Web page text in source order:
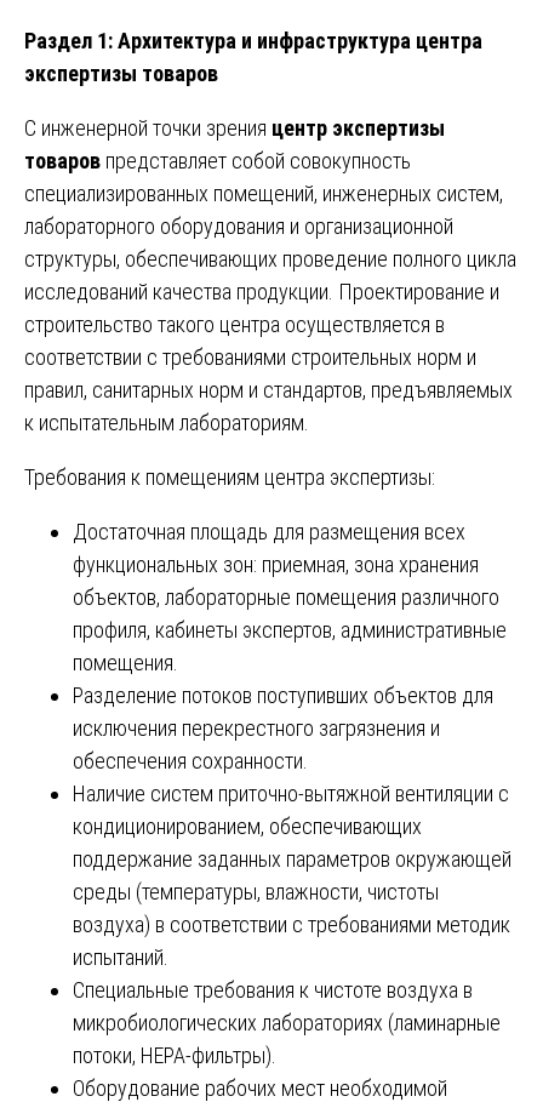
Раздел 1: Архитектура и инфраструктура центра
экспертизы товаров
С инженерной точки зрения центр экспертизы
товаров представляет собой совокупность
специализированных помещений, инженерных систем,
лабораторного оборудования и организационной
структуры, обеспечивающих проведение полного цикла
исследований качества продукции. Проектирование и
строительство такого центра осуществляется в
соответствии с требованиями строительных норм и
правил, санитарных норм и стандартов, предъявляемых
к испытательным лабораториям.
Требования к помещениям центра экспертизы:
Достаточная площадь для размещения всех
функциональных зон: приемная, зона хранения
объектов, лабораторные помещения различного
профиля, кабинеты экспертов, административные
помещения.
Разделение потоков поступивших объектов для
исключения перекрестного загрязнения и
обеспечения сохранности.
Наличие систем приточно-вытяжной вентиляции с
кондиционированием, обеспечивающих
поддержание заданных параметров окружающей
среды (температуры, влажности, чистоты
воздуха) в соответствии с требованиями методик
испытаний.
Специальные требования к чистоте воздуха в
микробиологических лабораториях (ламинарные
потоки, HEPA-фильтры).
Оборудование рабочих мест необходимой